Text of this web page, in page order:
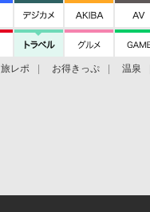
旅レポ お得きっぷ 温泉